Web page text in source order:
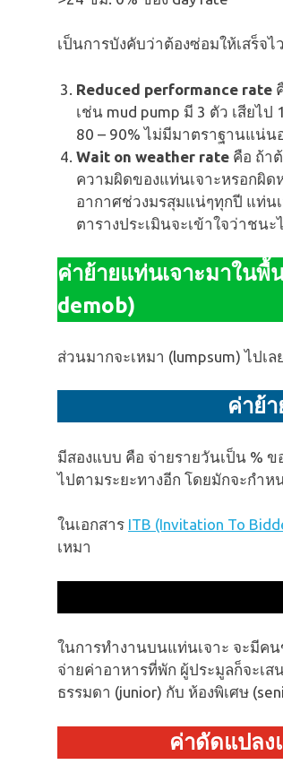
เป็นการบังคับว่าต้องซ่อมให้เสร็จไ
Reduced performance rate
เช่น mud pump มี 3 ตัว เสียไ
80 – 90% ไม่มีมาตราฐานแน่น
Wait on weather rate คือ ถ้า
ความผิดของแท่นเจาะหรอกผิด
อากาศช่วงมรสุมแน่ๆทุกปี แท่น
ตารางประเมินจะเข้าใจว่าชนะ
ค่าย้ายแท่นเจาะมาใน
demob)
ส่วนมากจะเหมา (lumpsum) ไปเ
ค่าย้
มีสองแบบ คือ จ่ายรายวันเป็น %
ไปตามระยะทางอีก โดยมักจะกำห
ในเอกสาร ITB (Invitation To
เหมา
ในการทำงานบนแท่นเจาะ จะมีค
จ่ายค่าอาหารที่พัก ผู้ประมูลก็จะเ
ธรรมดา (junior) กับ ห้องพิเศษ
ค่าดัดแปลง